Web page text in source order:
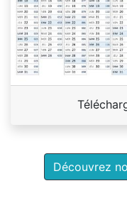
Découvrez